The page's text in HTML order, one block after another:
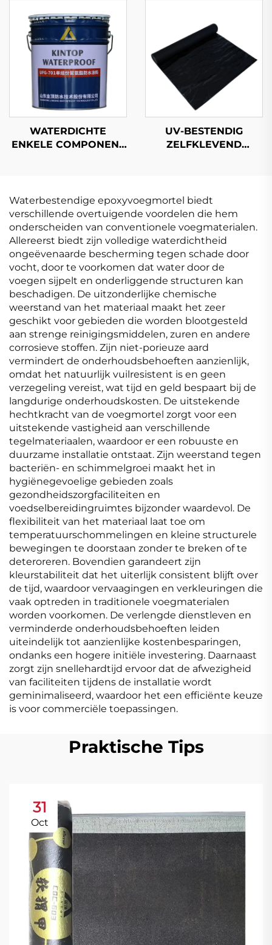
WATERDICHTE
ENKELE COMPONENT
UV-BESTENDIG
ZELFKLEVEND
Waterbestendige epoxyvoegmortel biedt
verschillende overtuigende voordelen die hem
onderscheiden van conventionele voegmaterialen.
Allereerst biedt zijn volledige waterdichtheid
ongeëvenaarde bescherming tegen schade door
vocht, door te voorkomen dat water door de
voegen sijpelt en onderliggende structuren kan
beschadigen. De uitzonderlijke chemische
weerstand van het materiaal maakt het zeer
geschikt voor gebieden die worden blootgesteld
aan strenge reinigingsmiddelen, zuren en andere
corrosieve stoffen. Zijn niet-porieuze aard
vermindert de onderhoudsbehoeften aanzienlijk,
omdat het natuurlijk vuilresistent is en geen
verzegeling vereist, wat tijd en geld bespaart bij de
langdurige onderhoudskosten. De uitstekende
hechtkracht van de voegmortel zorgt voor een
uitstekende vastigheid aan verschillende
tegelmateriaalen, waardoor er een robuuste en
duurzame installatie ontstaat. Zijn weerstand tegen
bacteriën- en schimmelgroei maakt het in
hygiënegevoelige gebieden zoals
gezondheidszorgfaciliteiten en
voedselbereidingruimtes bijzonder waardevol. De
flexibiliteit van het materiaal laat toe om
temperatuurschommelingen en kleine structurele
bewegingen te doorstaan zonder te breken of te
deteroreren. Bovendien garandeert zijn
kleurstabiliteit dat het uiterlijk consistent blijft over
de tijd, waardoor vervaagingen en verkleuringen die
vaak optreden in traditionele voegmaterialen
worden voorkomen. De verlengde dienstleven en
verminderde onderhoudsbehoeften leiden
uiteindelijk tot aanzienlijke kostenbesparingen,
ondanks een hogere initiële investering. Daarnaast
zorgt zijn snellehardtijd ervoor dat de afwezigheid
van faciliteiten tijdens de installatie wordt
geminimaliseerd, waardoor het een efficiënte keuze
is voor commerciële toepassingen.
Praktische Tips
31
Oct